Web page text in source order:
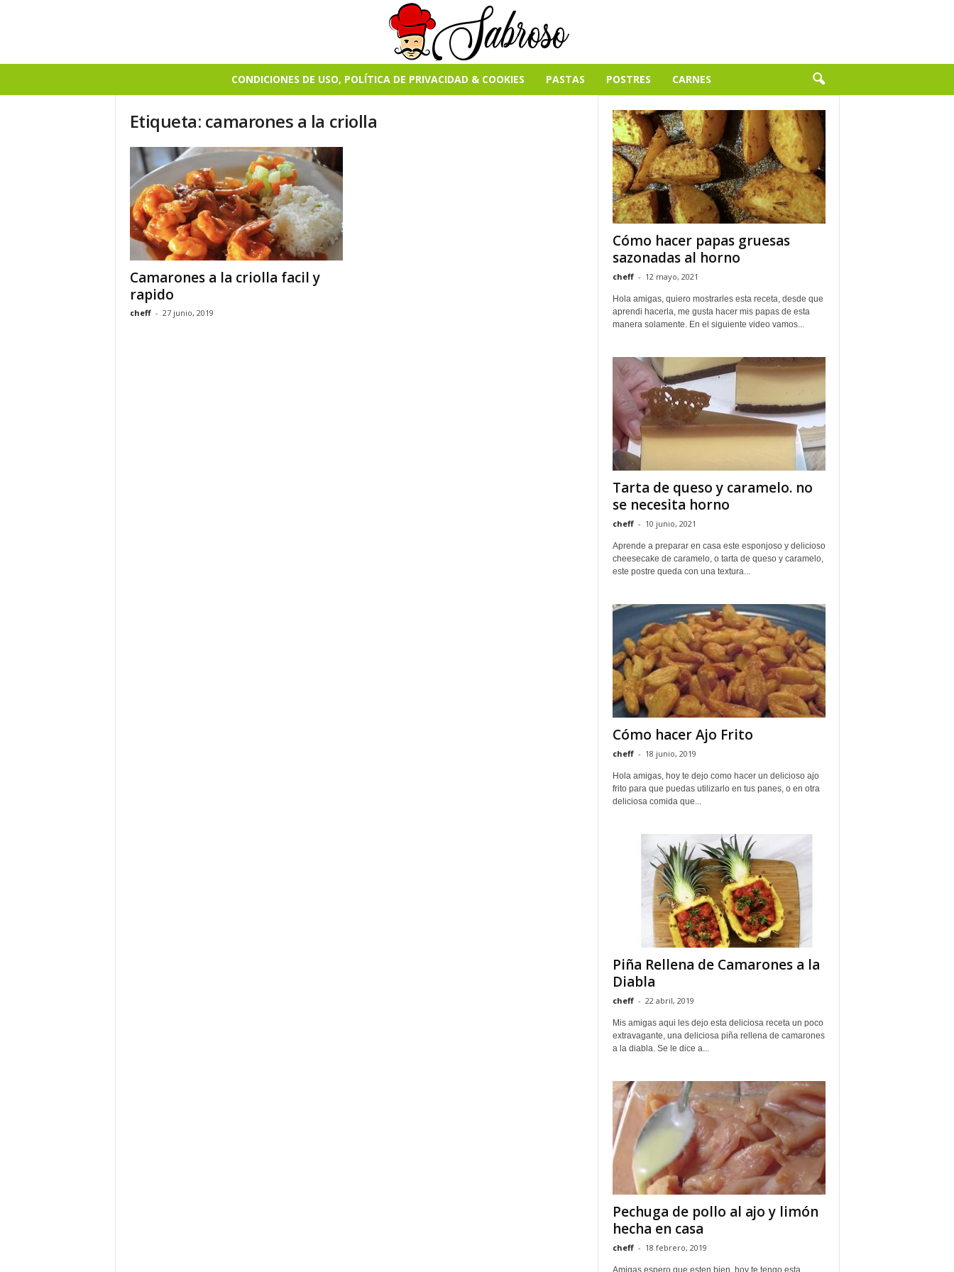
CONDICIONES DE USO, POLÍTICA DE PRIVACIDAD & COOKIES PASTAS POSTRES CARNES
Etiqueta: camarones a la criolla
Camarones a la criolla facil y
rapido
cheff - 27 junio, 2019
Cómo hacer papas gruesas
sazonadas al horno
cheff - 12 mayo, 2021
Hola amigas, quiero mostrarles esta receta, desde que
aprendi hacerla, me gusta hacer mis papas de esta
manera solamente. En el siguiente video vamos...
Tarta de queso y caramelo. no
se necesita horno
cheff - 10 junio, 2021
Aprende a preparar en casa este esponjoso y delicioso
cheesecake de caramelo, o tarta de queso y caramelo,
este postre queda con una textura...
Cómo hacer Ajo Frito
cheff - 18 junio, 2019
Hola amigas, hoy te dejo como hacer un delicioso ajo
frito para que puedas utilizarlo en tus panes, o en otra
deliciosa comida que...
Piña Rellena de Camarones a la
Diabla
cheff - 22 abril, 2019
Mis amigas aqui les dejo esta deliciosa receta un poco
extravagante, una deliciosa piña rellena de camarones
a la diabla. Se le dice a...
Pechuga de pollo al ajo y limón
hecha en casa
cheff - 18 febrero, 2019
Amigas espero que esten bien, hoy te tengo esta